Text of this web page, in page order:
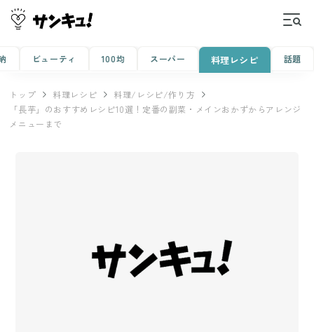
ビューティ 100均 スーパー 料理レシピ 話題
トップ 料理レシピ
料理/レシピ/作り方
「長芋」のおすすめレシピ10選！定番の副菜・メインおかずからアレンジ
メニューまで